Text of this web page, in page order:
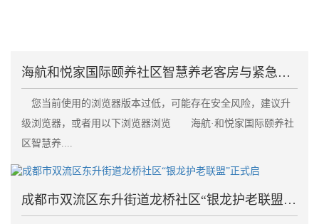
海航和悦家国际颐养社区智慧养老客房与紧急呼叫系统失
您当前使用的浏览器版本过低，可能存在安全风险，建议升
级浏览器，或者用以下浏览器浏览 海航·和悦家国际颐养社
区智慧养....
成都市双流区东升街道龙桥社区“银龙护老联盟”正式启